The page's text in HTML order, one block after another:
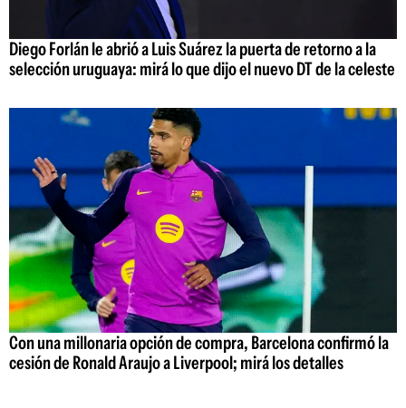
Diego Forlán le abrió a Luis Suárez la puerta de retorno a la
selección uruguaya: mirá lo que dijo el nuevo DT de la celeste
Con una millonaria opción de compra, Barcelona confirmó la
cesión de Ronald Araujo a Liverpool; mirá los detalles